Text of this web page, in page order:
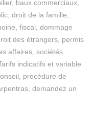
baux commerciaux,
droit de la famille,
fiscal, dommage
des étrangers, permis
affaires, sociétés,
indicatifs et variable
procédure de
demandez un